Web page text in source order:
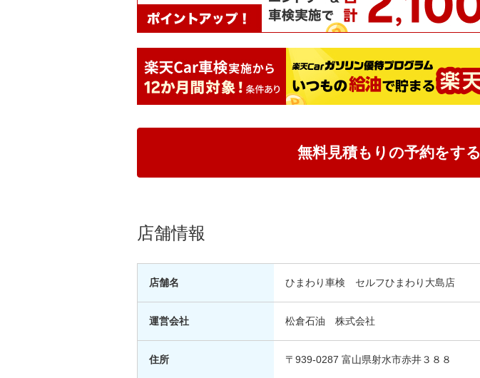
無料見積もりの予約をする
店舗情報
店舗名 ひまわり車検 セルフひまわり大島店
運営会社 松倉石油 株式会社
住所 〒939-0287 富山県射水市赤井３８８